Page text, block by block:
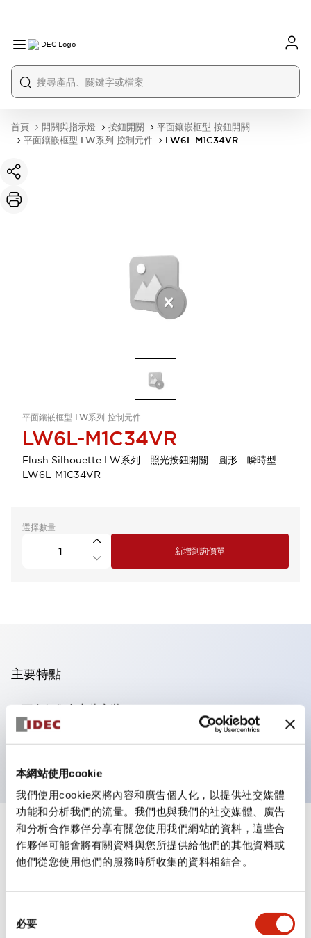
本網站使用cookie
我們使用cookie來將內容和廣告個人化，以提供社交媒體
功能和分析我們的流量。我們也與我們的社交媒體、廣告
和分析合作夥伴分享有關您使用我們網站的資料，這些合
作夥伴可能會將有關資料與您所提供給他們的其他資料或
他們從您使用他們的服務時所收集的資料相結合。
必要
首頁 開關與指示燈 按鈕開關
平面鑲嵌框型 按鈕開關
平面鑲嵌框型 LW系列 控制元件
LW6L-M1C34VR
平面鑲嵌框型 LW系列 控制元件
LW6L-M1C34VR
Flush Silhouette LW系列 照光按鈕開關 圓形 瞬時型
LW6L-M1C34VR
選擇數量
新增到詢價單
主要特點
可進行集合密著安裝
附鎖選擇開關採用高安全性的彈子鎖結構
規格 顯示全部
審美規範